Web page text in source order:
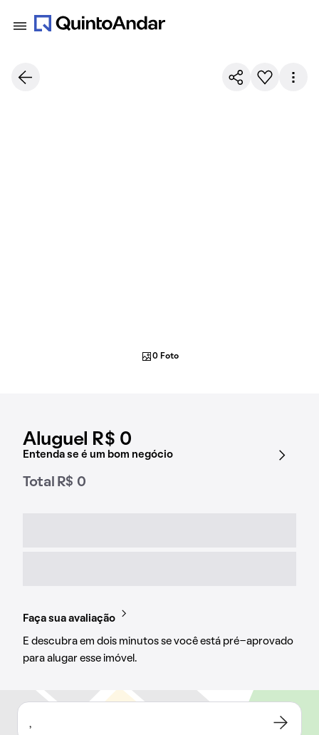
Aluguel R$ 0
Entenda se é um bom negócio
Total R$ 0
Faça sua avaliação
E descubra em dois minutos se você está pré-aprovado
para alugar esse imóvel.
0 Foto
,